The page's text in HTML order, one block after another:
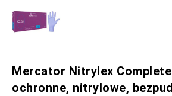
Mercator Nitrylex
ochronne, nitrylowe,